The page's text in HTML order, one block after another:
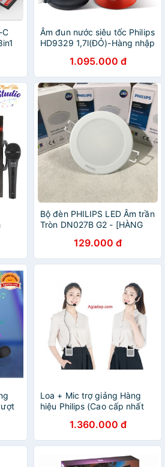
C
Âm đun nước siêu tốc Philips
HD9329 1,7l(ĐỎ)-Hàng nhập
1.095.000 đ
Bộ đèn PHILIPS LED Âm trần
Tròn DN027B G2 - [HÀNG
suất rộng, kiểu dáng đa
dạng
129.000 đ
Loa + Mic trợ giảng Hàng
hiệu Philips (Cao cấp nhất
dây, mic có dây, mic cúc áo)
1.360.000 đ